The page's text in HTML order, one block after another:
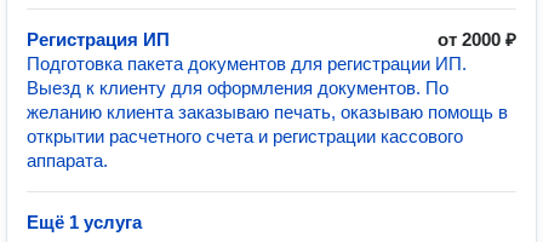
Регистрация ИП
от 2000 ₽
Подготовка пакета документов для регистрации ИП.
Выезд к клиенту для оформления документов. По
желанию клиента заказываю печать, оказываю помощь в
открытии расчетного счета и регистрации кассового
аппарата.
Ещё 1 услуга